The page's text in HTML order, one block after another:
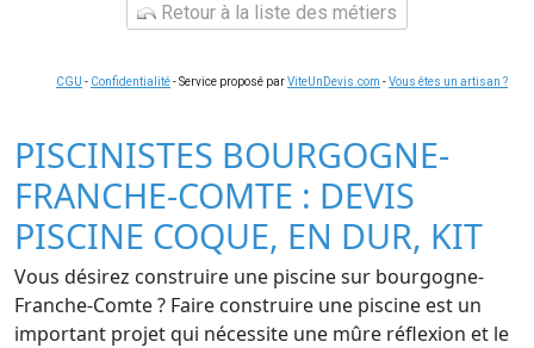
Retour à la liste des métiers
CGU - Confidentialité- Service proposé parViteUnDevis.com -Vous êtes un artisan ?
PISCINISTES BOURGOGNE-
FRANCHE-COMTE : DEVIS
PISCINE COQUE, EN DUR, KIT
Vous désirez construire une piscine sur bourgogne-
Franche-Comte ? Faire construire une piscine est un
important projet qui nécessite une mûre réflexion et le